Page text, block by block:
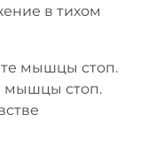
в тихом
мышцы стоп.
мышцы стоп.